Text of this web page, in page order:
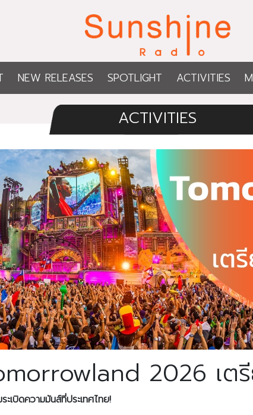
NEW RELEASES SPOTLIGHT ACTIVITIES
ACTIVITIES
2026 เต
เบิดความมันส์ที่ประเทศไทย!